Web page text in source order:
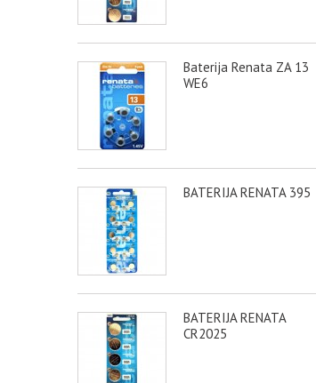
Baterija Renata ZA 13
WE6
BATERIJA RENATA 395
BATERIJA RENATA
CR2025